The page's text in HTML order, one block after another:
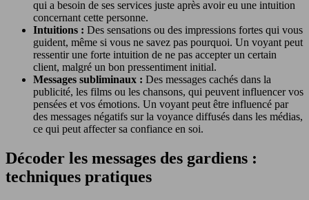
qui a besoin de ses services juste après avoir eu une intuition
concernant cette personne.
Intuitions : Des sensations ou des impressions fortes qui vous
guident, même si vous ne savez pas pourquoi. Un voyant peut
ressentir une forte intuition de ne pas accepter un certain
client, malgré un bon pressentiment initial.
Messages subliminaux : Des messages cachés dans la
publicité, les films ou les chansons, qui peuvent influencer vos
pensées et vos émotions. Un voyant peut être influencé par
des messages négatifs sur la voyance diffusés dans les médias,
ce qui peut affecter sa confiance en soi.
Décoder les messages des gardiens :
techniques pratiques